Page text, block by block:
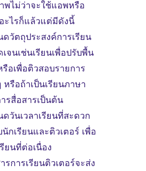
พไม่ว่าจะใช้แอพหรือ
ะไรก็แล้วแต่มีดังนี้
ดวัตถุประสงค์การเรียน
จนเช่นเรียนเพื่อปรับพื้น
รือเพื่อติวสอบรายการ
หรือถ้าเป็นเรียนภาษา
ารสื่อสารเป็นต้น
ดวันเวลาเรียนที่สะดวก
กเรียนและติวเตอร์ เพื่อ
ยนที่ต่อเนื่อง
รการเรียนติวเตอร์จะส่ง